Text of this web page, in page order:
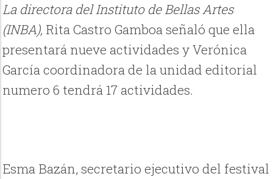
La directora del Instituto de Bellas Artes
(INBA), Rita Castro Gamboa señaló que ella
presentará nueve actividades y Verónica
García coordinadora de la unidad editorial
numero 6 tendrá 17 actividades.
Esma Bazán, secretario ejecutivo del festival